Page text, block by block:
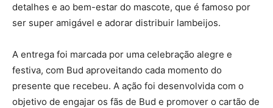
detalhes e ao bem-estar do mascote, que é famoso por
ser super amigável e adorar distribuir lambeijos.
A entrega foi marcada por uma celebração alegre e
festiva, com Bud aproveitando cada momento do
presente que recebeu. A ação foi desenvolvida com o
objetivo de engajar os fãs de Bud e promover o cartão de